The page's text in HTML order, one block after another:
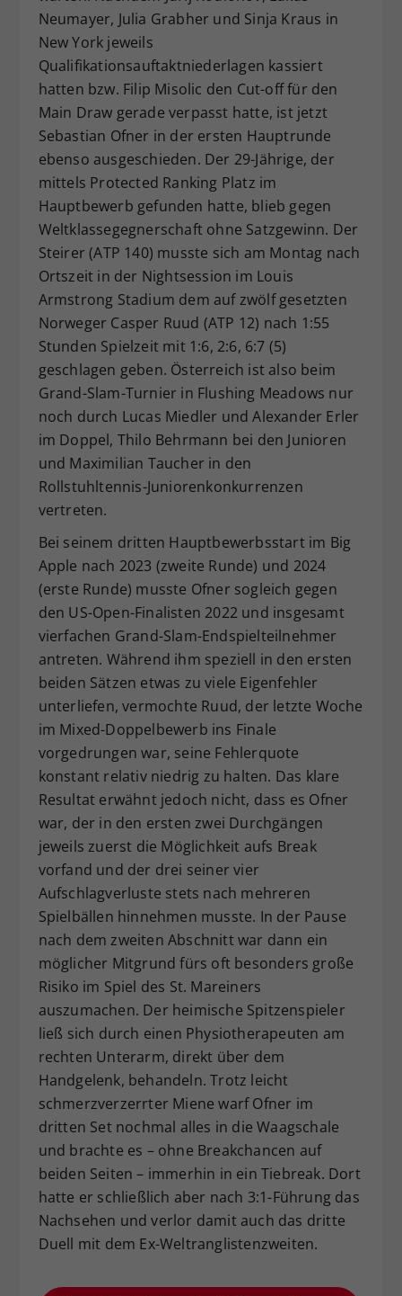
Neumayer, Julia Grabher und Sinja Kraus in
New York jeweils
Qualifikationsauftaktniederlagen kassiert
hatten bzw. Filip Misolic den Cut-off für den
Main Draw gerade verpasst hatte, ist jetzt
Sebastian Ofner in der ersten Hauptrunde
ebenso ausgeschieden. Der 29-Jährige, der
mittels Protected Ranking Platz im
Hauptbewerb gefunden hatte, blieb gegen
Weltklassegegnerschaft ohne Satzgewinn. Der
Steirer (ATP 140) musste sich am Montag nach
Ortszeit in der Nightsession im Louis
Armstrong Stadium dem auf zwölf gesetzten
Norweger Casper Ruud (ATP 12) nach 1:55
Stunden Spielzeit mit 1:6, 2:6, 6:7 (5)
geschlagen geben. Österreich ist also beim
Grand-Slam-Turnier in Flushing Meadows nur
noch durch Lucas Miedler und Alexander Erler
im Doppel, Thilo Behrmann bei den Junioren
und Maximilian Taucher in den
Rollstuhltennis-Juniorenkonkurrenzen
vertreten.
Bei seinem dritten Hauptbewerbsstart im Big
Apple nach 2023 (zweite Runde) und 2024
(erste Runde) musste Ofner sogleich gegen
den US-Open-Finalisten 2022 und insgesamt
vierfachen Grand-Slam-Endspielteilnehmer
antreten. Während ihm speziell in den ersten
beiden Sätzen etwas zu viele Eigenfehler
unterliefen, vermochte Ruud, der letzte Woche
im Mixed-Doppelbewerb ins Finale
vorgedrungen war, seine Fehlerquote
konstant relativ niedrig zu halten. Das klare
Resultat erwähnt jedoch nicht, dass es Ofner
war, der in den ersten zwei Durchgängen
jeweils zuerst die Möglichkeit aufs Break
vorfand und der drei seiner vier
Aufschlagverluste stets nach mehreren
Spielbällen hinnehmen musste. In der Pause
nach dem zweiten Abschnitt war dann ein
möglicher Mitgrund fürs oft besonders große
Risiko im Spiel des St. Mareiners
auszumachen. Der heimische Spitzenspieler
ließ sich durch einen Physiotherapeuten am
rechten Unterarm, direkt über dem
Handgelenk, behandeln. Trotz leicht
schmerzverzerrter Miene warf Ofner im
dritten Set nochmal alles in die Waagschale
und brachte es – ohne Breakchancen auf
beiden Seiten – immerhin in ein Tiebreak. Dort
hatte er schließlich aber nach 3:1-Führung das
Nachsehen und verlor damit auch das dritte
Duell mit dem Ex-Weltranglistenzweiten.
Zweck
Dieser Wert speichert Ihre Consent-
Einstellungen. Unter anderem eine
zufällig generierte ID, für die
historische Speicherung Ihrer
vorgenommen Einstellungen, falls der
Webseiten-Betreiber dies eingestellt
hat.